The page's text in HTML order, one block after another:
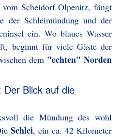
vom Scheidorf Olpenitz, fängt
der Schleimündung und der
ein. Wo blaues Wasser
beginnt für viele Gäste der
dem "echten" Norden
Der Blick auf die
die Mündung des wohl
Schlei, ein ca. 42 Kilometer